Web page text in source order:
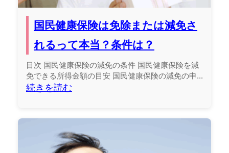
国民健康保険は免除または減免さ
れるって本当？条件は？
目次 国民健康保険の減免の条件 国民健康保険を減
免できる所得金額の目安 国民健康保険の減免の申...
続きを読む